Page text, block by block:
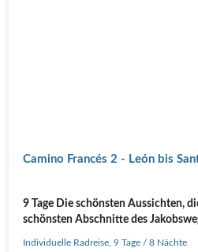
Camino Francés 2 - León bis
9 Tage Die schönsten Aussichten,
schönsten Abschnitte des
Individuelle Radreise ,9 Tage / 8 Nächte